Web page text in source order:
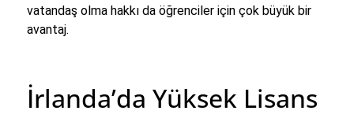
vatandaş olma hakkı da öğrenciler için çok büyük bir
avantaj.
İrlanda’da Yüksek Lisans